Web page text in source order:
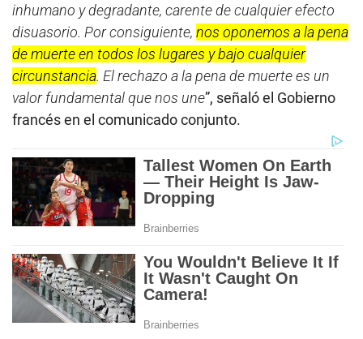
inhumano y degradante, carente de cualquier efecto
disuasorio. Por consiguiente, nos oponemos a la pena
de muerte en todos los lugares y bajo cualquier
circunstancia. El rechazo a la pena de muerte es un
valor fundamental que nos une”, señaló el Gobierno
francés en el comunicado conjunto.